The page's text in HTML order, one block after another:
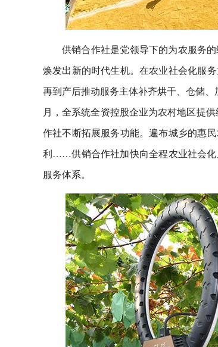
供销合作社是党领导下的为农服务
焕发出新的时代生机。在农业社会化服
再到产后推动服务主体补齐烘干、仓储
月，全系统全资控股企业为农村地区提
作社不断拓展服务功能。遍布城乡的惠
利……供销合作社加快向全程农业社会化
服务体系。